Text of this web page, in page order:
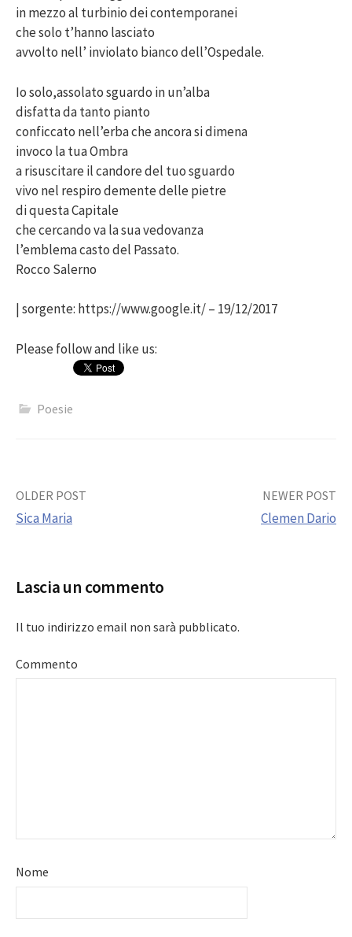
in mezzo al turbinio dei contemporanei
che solo t’hanno lasciato
avvolto nell’ inviolato bianco dell’Ospedale.
Io solo,assolato sguardo in un’alba
disfatta da tanto pianto
conficcato nell’erba che ancora si dimena
invoco la tua Ombra
a risuscitare il candore del tuo sguardo
vivo nel respiro demente delle pietre
di questa Capitale
che cercando va la sua vedovanza
l’emblema casto del Passato.
Rocco Salerno
| sorgente: https://www.google.it/ – 19/12/2017
Please follow and like us:
Poesie
Post
OLDER POST
Sica Maria
NEWER POST
Clemen Dario
Lascia un commento
Il tuo indirizzo email non sarà pubblicato.
Commento
Nome